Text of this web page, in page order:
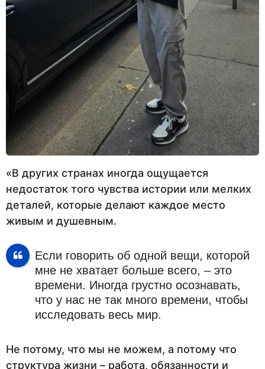
«В других странах иногда ощущается
недостаток того чувства истории или мелких
деталей, которые делают каждое место
живым и душевным.
Если говорить об одной вещи, которой
мне не хватает больше всего, – это
времени. Иногда грустно осознавать,
что у нас не так много времени, чтобы
исследовать весь мир.
Не потому, что мы не можем, а потому что
структура жизни – работа, обязанности и